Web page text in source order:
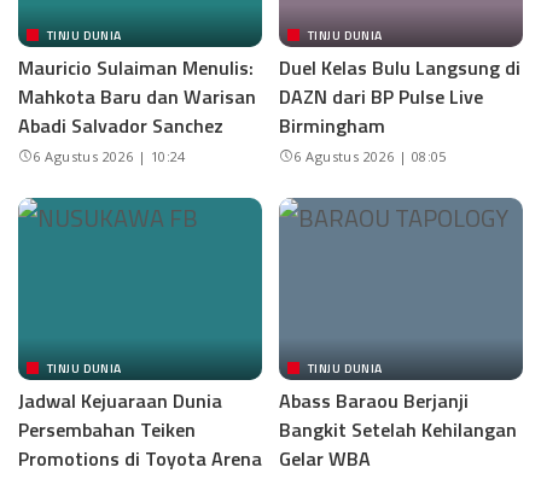
TINJU DUNIA
Mauricio Sulaiman Menulis:
Mahkota Baru dan Warisan
Abadi Salvador Sanchez
6 Agustus 2026 | 10:24
TINJU DUNIA
Duel Kelas Bulu Langsung di
DAZN dari BP Pulse Live
Birmingham
6 Agustus 2026 | 08:05
TINJU DUNIA
Jadwal Kejuaraan Dunia
Persembahan Teiken
Promotions di Toyota Arena
TINJU DUNIA
Abass Baraou Berjanji
Bangkit Setelah Kehilangan
Gelar WBA